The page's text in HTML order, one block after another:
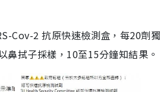
Cov-2 抗原快速檢測盒，每20劑
拭子採樣，10至15分鐘知結果。